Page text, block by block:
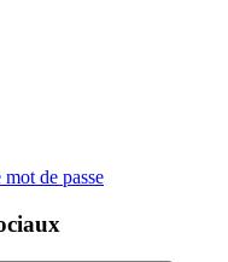
de passe